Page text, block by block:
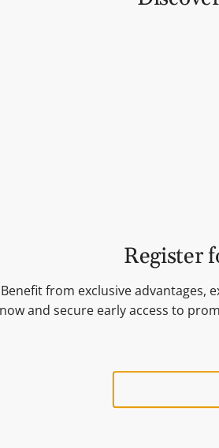
Wie
ins
berührt
reicht „guter
Produkte
Easton Reed
Feinkost
Im Herbst
Register
Benefit from exclusive advantages,
now and secure early access to